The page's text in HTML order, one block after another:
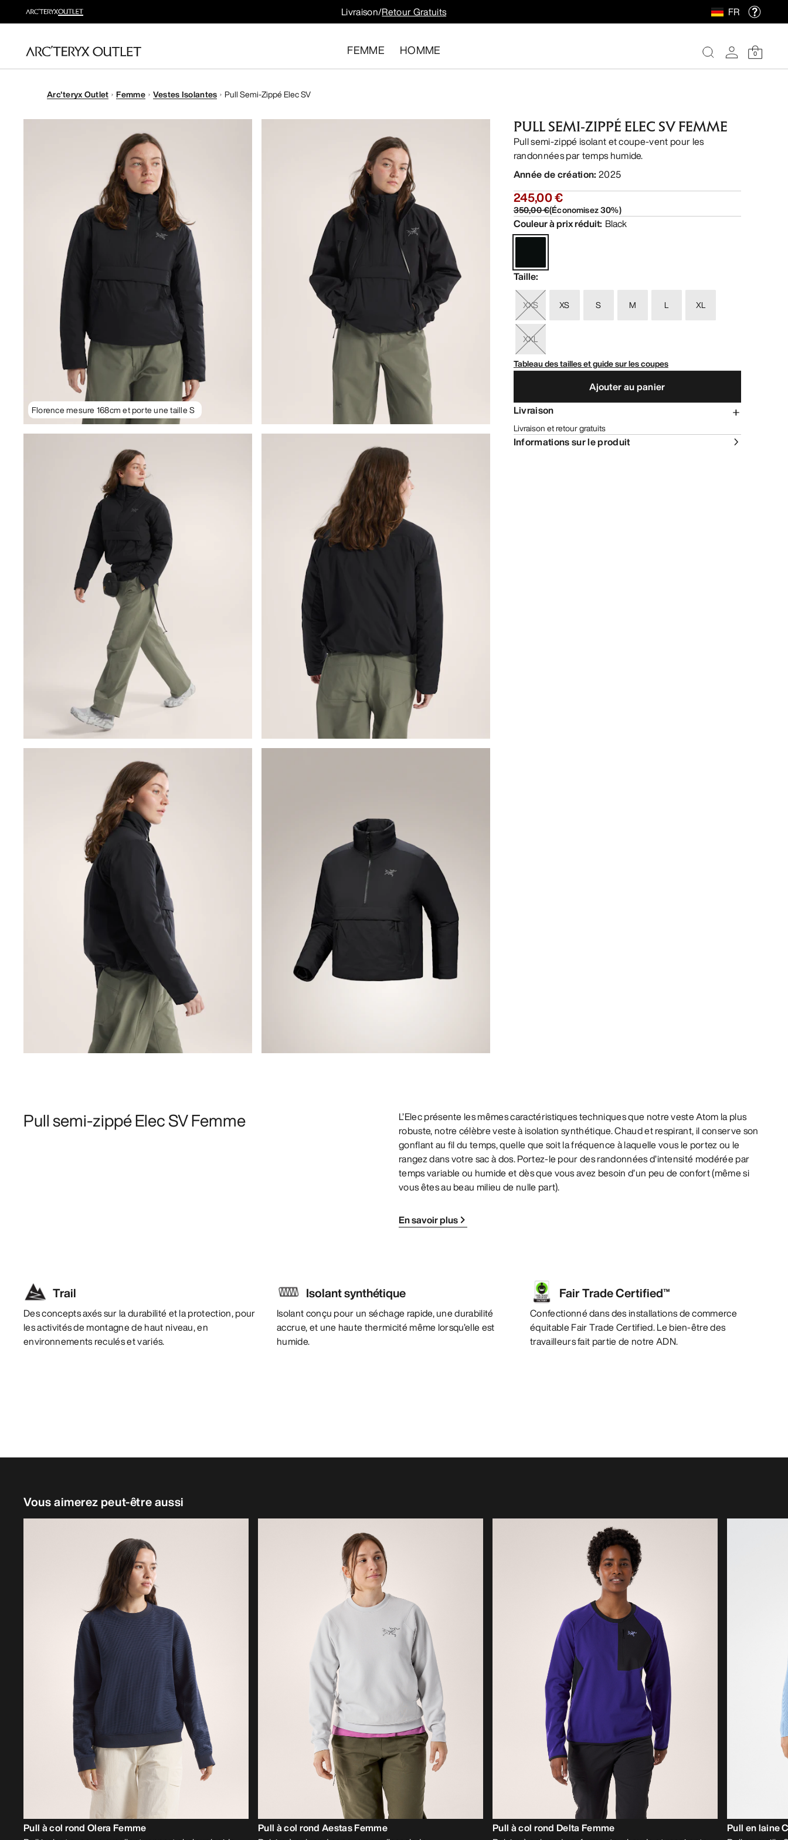
Livraison/Retour Gratuits FR
FEMME HOMME 0
Arc'teryx Outlet Femme Vestes Isolantes Pull Semi-Zippé Elec SV
Florence mesure 168cm et porte une taille S
PULL SEMI-ZIPPÉ ELEC SV FEMME
Pull semi-zippé isolant et coupe-vent pour les
randonnées par temps humide.
Année de création: 2025
245,00 €
350,00 €(Économisez30%)
Couleur à prix réduit: Black
Taille:
XXS XS S M L XL
XXL
Tableau des tailles et guide sur les coupes
Ajouter au panier
Livraison
Livraison et retour gratuits
Informations sur le produit
Pull semi-zippé Elec SV Femme
L’Elec présente les mêmes caractéristiques techniques que notre veste Atom la plus
robuste, notre célèbre veste à isolation synthétique. Chaud et respirant, il conserve son
gonflant au fil du temps, quelle que soit la fréquence à laquelle vous le portez ou le
rangez dans votre sac à dos. Portez-le pour des randonnées d’intensité modérée par
temps variable ou humide et dès que vous avez besoin d’un peu de confort (même si
vous êtes au beau milieu de nulle part).
En savoir plus
Trail
Des concepts axés sur la durabilité et la protection, pour
les activités de montagne de haut niveau, en
environnements reculés et variés.
Isolant synthétique
Isolant conçu pour un séchage rapide, une durabilité
accrue, et une haute thermicité même lorsqu’elle est
humide.
Fair Trade Certified™
Confectionné dans des installations de commerce
équitable Fair Trade Certified. Le bien-être des
travailleurs fait partie de notre ADN.
Vous aimerez peut-être aussi
Pull à col rond Olera Femme
Pull à col rond Aestas Femme
Pull à col rond Delta Femme
Pull en laine